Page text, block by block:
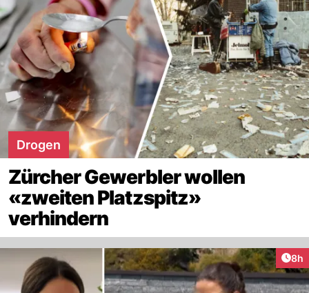
Drogen
Zürcher Gewerbler wollen
«zweiten Platzspitz»
verhindern
8h